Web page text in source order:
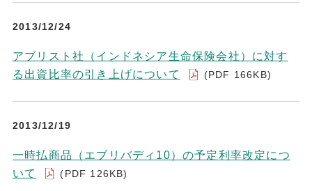
2013/12/24
アブリスト社（インドネシア生命保険会社）に対す
る出資比率の引き上げについて
(PDF 166KB)
2013/12/19
一時払商品（エブリバディ10）の予定利率改定につ
いて
(PDF 126KB)